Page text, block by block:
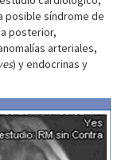
posible síndrome de
posterior,
arteriales,
) y endocrinas y